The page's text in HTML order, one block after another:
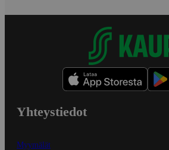
Yhteystiedot
Myymälät